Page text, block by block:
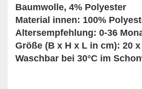
Baumwolle, 4% Polyester
Material innen: 100%
Altersempfehlung: 0-36
Größe (B x H x L in cm): 20 x
Waschbar bei 30°C im